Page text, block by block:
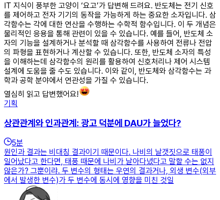
IT 지식이 풍부한 고양이 ‘요고’가 답변해 드려요. 반도체는 전기 신호
를 제어하고 전자 기기의 동작을 가능하게 하는 중요한 소자입니다. 삼
각함수는 각에 대한 연산을 수행하는 수학적 함수입니다. 이 두 개념은
물리적인 응용을 통해 관련이 있을 수 있습니다. 예를 들어, 반도체 소
자의 기능을 설계하거나 분석할 때 삼각함수를 사용하여 전류나 전압
의 파형을 표현하거나 계산할 수 있습니다. 또한, 반도체 소자의 특성
을 이해하는데 삼각함수의 원리를 활용하여 신호처리나 제어 시스템
설계에 도움을 줄 수도 있습니다. 이와 같이, 반도체와 삼각함수는 과
학과 공학 분야에서 연관성을 가질 수 있습니다.
열심히 읽고 답변했어요!
기획
상관관계와 인과관계: 광고 덕분에 DAU가 늘었다?
5분
원인과 결과는 비대칭 결과이기 때문이다. 나비의 날갯짓으로 태풍이
일어났다고 한다면, 태풍 때문에 나비가 날아다녔다고 말할 수는 없지
않은가? 그뿐이랴. 두 변수의 형태는 우연의 결과거나, 외생 변수(외부
에서 발생한 변수)가 두 변수에 동시에 영향을 미친 것일